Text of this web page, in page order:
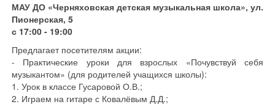
МАУ ДО «Черняховская детская музыкальная школа», ул.
Пионерская, 5
с 17:00 - 19:00
Предлагает посетителям акции:
- Практические уроки для взрослых «Почувствуй себя
музыкантом» (для родителей учащихся школы):
1. Урок в классе Гусаровой О.В.;
2. Играем на гитаре с Ковалёвым Д.Д.;